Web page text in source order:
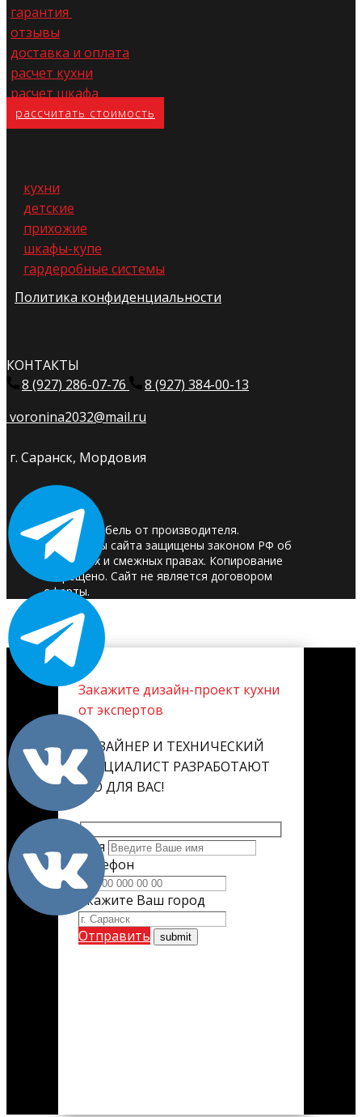
гарантия
отзывы
доставка и оплата
расчет кухни
расчет шкафа
расс​читать стоимость
кухни
детские
прихожие
шкафы-купе
гардеробные системы
Политика конфиденциальности
КОНТАКТЫ
8 (927) 286-07-76
8 (927) 384-00-13
voronina2032@mail.ru
г. Саранск, Мордовия
© 2025. Мебель от производителя.
Материалы сайта защищены законом РФ об
авторских и смежных правах. Копирование
запрещено. Сайт не является договором
оферты.
Закажите дизайн-проект кухни
от экспертов
ДИЗАЙНЕР И ТЕХНИЧЕСКИЙ
СПЕЦИАЛИСТ РАЗРАБОТАЮТ
ЕГО ДЛЯ ВАС!
Имя
Телефон
Укажите Ваш город
Отправить